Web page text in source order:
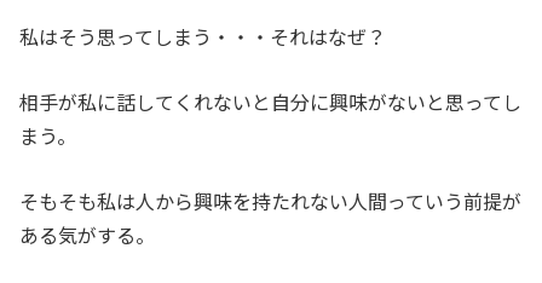
私はそう思ってしまう・・・それはなぜ？
相手が私に話してくれないと自分に興味がないと思ってし
まう。
そもそも私は人から興味を持たれない人間っていう前提が
ある気がする。